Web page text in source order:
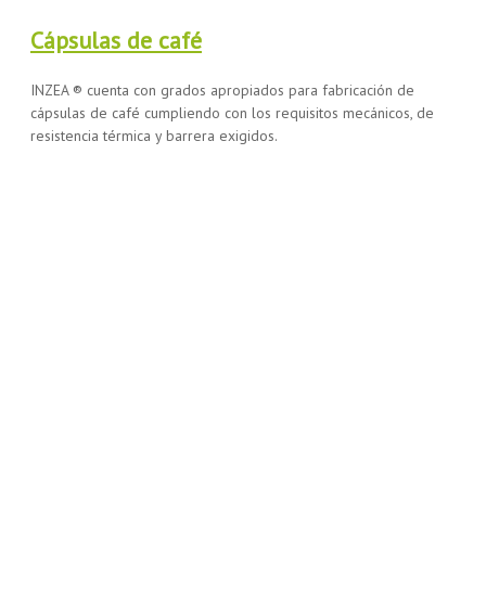
Cápsulas de café
INZEA ® cuenta con grados apropiados para fabricación de
cápsulas de café cumpliendo con los requisitos mecánicos, de
resistencia térmica y barrera exigidos.